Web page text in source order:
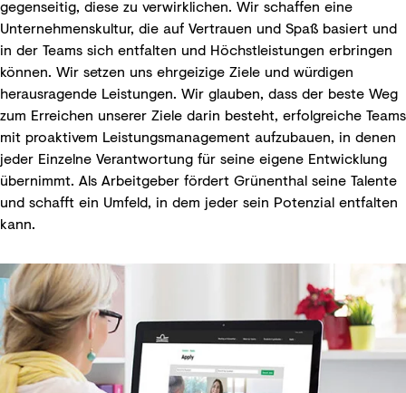
gegenseitig, diese zu verwirklichen. Wir schaffen eine
Unternehmenskultur, die auf Vertrauen und Spaß basiert und
in der Teams sich entfalten und Höchstleistungen erbringen
können. Wir setzen uns ehrgeizige Ziele und würdigen
herausragende Leistungen. Wir glauben, dass der beste Weg
zum Erreichen unserer Ziele darin besteht, erfolgreiche Teams
mit proaktivem Leistungsmanagement aufzubauen, in denen
jeder Einzelne Verantwortung für seine eigene Entwicklung
übernimmt. Als Arbeitgeber fördert Grünenthal seine Talente
und schafft ein Umfeld, in dem jeder sein Potenzial entfalten
kann.